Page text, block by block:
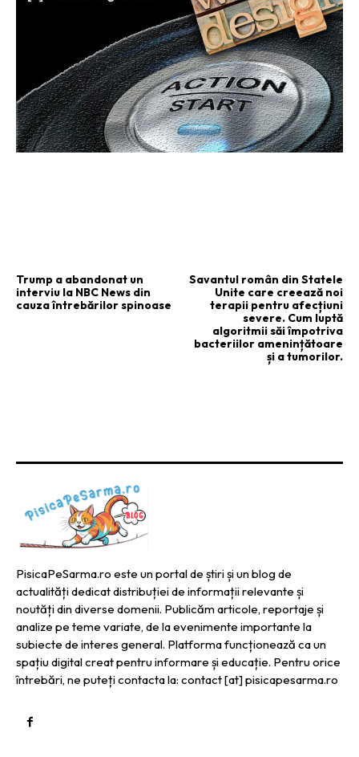
Trump a abandonat un
interviu la NBC News din
cauza întrebărilor spinoase
Savantul român din Statele
Unite care creează noi
terapii pentru afecțiuni
severe. Cum luptă
algoritmii săi împotriva
bacteriilor amenințătoare
și a tumorilor.
PisicaPeSarma.ro este un portal de știri și un blog de
actualități dedicat distribuției de informații relevante și
noutăți din diverse domenii. Publicăm articole, reportaje și
analize pe teme variate, de la evenimente importante la
subiecte de interes general. Platforma funcționează ca un
spațiu digital creat pentru informare și educație. Pentru orice
întrebări, ne puteți contacta la: contact [at] pisicapesarma.ro